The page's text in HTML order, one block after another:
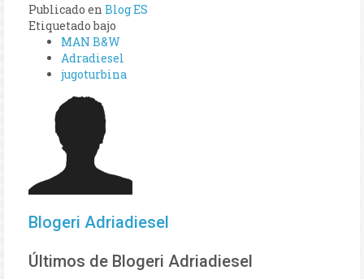
Publicado en Blog ES
Etiquetado bajo
MAN B&W
Adradiesel
jugoturbina
Blogeri Adriadiesel
Últimos de Blogeri Adriadiesel